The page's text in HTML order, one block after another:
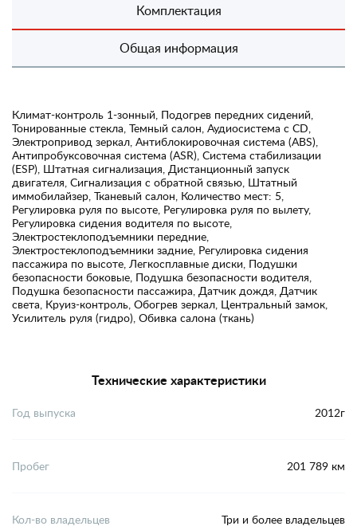
Комплектация
Общая информация
Климат-контроль 1-зонный, Подогрев передних сидений,
Тонированные стекла, Темный салон, Аудиосистема с CD,
Электропривод зеркал, Антиблокировочная система (ABS),
Антипробуксовочная система (ASR), Система стабилизации
(ESP), Штатная сигнализация, Дистанционный запуск
двигателя, Сигнализация с обратной связью, Штатный
иммобилайзер, Тканевый салон, Количество мест: 5,
Регулировка руля по высоте, Регулировка руля по вылету,
Регулировка сидения водителя по высоте,
Электростеклоподъемники передние,
Электростеклоподъемники задние, Регулировка сидения
пассажира по высоте, Легкосплавные диски, Подушки
безопасности боковые, Подушка безопасности водителя,
Подушка безопасности пассажира, Датчик дождя, Датчик
света, Круиз-контроль, Обогрев зеркал, Центральный замок,
Усилитель руля (гидро), Обивка салона (ткань)
Технические характеристики
Год выпуска 2012г
Пробег 201 789 км
Кол-во владельцев Три и более владельцев